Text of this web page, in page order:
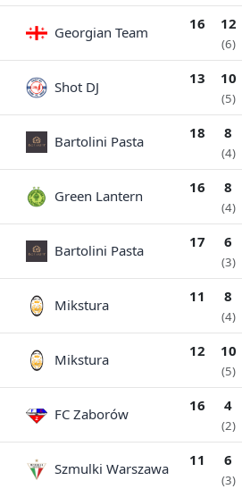
Georgian Team 16 12
(6)
Shot DJ 13 10
(5)
Bartolini Pasta 18 8
(4)
Green Lantern 16 8
(4)
Bartolini Pasta 17 6
(3)
Mikstura 11 8
(4)
Mikstura 12 10
(5)
FC Zaborów 16 4
(2)
Szmulki Warszawa 11 6
(3)